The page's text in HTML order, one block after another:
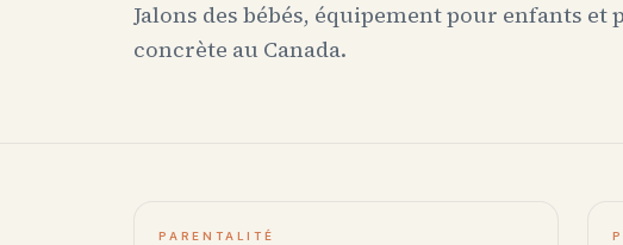
Jalons des bébés, équipement pour enfants et
concrète au Canada.
PARENTALITÉ